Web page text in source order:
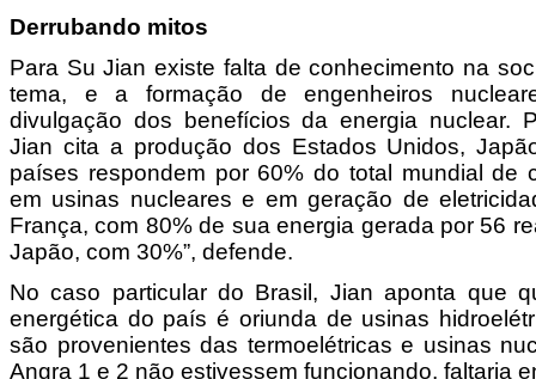
Derrubando mitos
Para Su Jian existe falta de conhecimento na
tema, e a formação de engenheiros
divulgação dos benefícios da energia nuclear.
Jian cita a produção dos Estados Unidos,
países respondem por 60% do total mundial de
em usinas nucleares e em geração de
França, com 80% de sua energia gerada por 56
Japão, com 30%”, defende.
No caso particular do Brasil, Jian aponta que
energética do país é oriunda de usinas
são provenientes das termoelétricas e usinas
Angra 1 e 2 não estivessem funcionando, faltaria